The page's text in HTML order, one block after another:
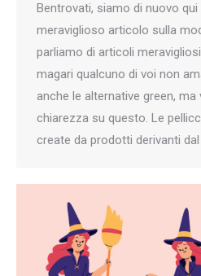
Bentrovati, siamo di nuovo
meraviglioso articolo sulla
parliamo di articoli
magari qualcuno di voi non
anche le alternative green,
chiarezza su questo. Le
create da prodotti derivanti